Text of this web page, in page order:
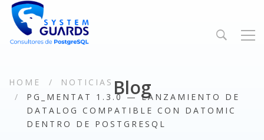
Blog
HOME
NOTICIAS
PG_MENTAT 1.3.0 — LANZAMIENTO DE
DATALOG COMPATIBLE CON DATOMIC
DENTRO DE POSTGRESQL